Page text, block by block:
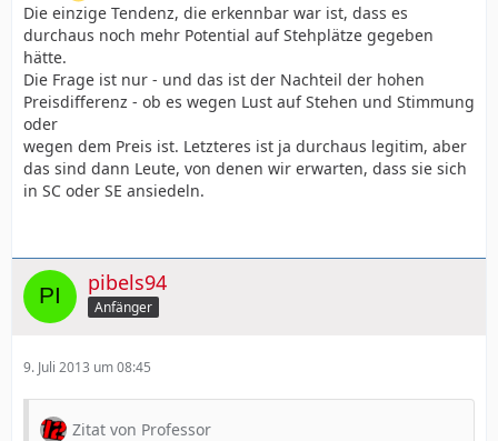
Die einzige Tendenz, die erkennbar war ist, dass es
durchaus noch mehr Potential auf Stehplätze gegeben
hätte.
Die Frage ist nur - und das ist der Nachteil der hohen
Preisdifferenz - ob es wegen Lust auf Stehen und Stimmung
oder
wegen dem Preis ist. Letzteres ist ja durchaus legitim, aber
das sind dann Leute, von denen wir erwarten, dass sie sich
in SC oder SE ansiedeln.
pibels94
Anfänger
9. Juli 2013 um 08:45
Zitat von Professor